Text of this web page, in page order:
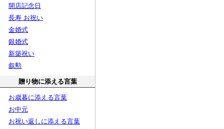
開店記念日
長寿 お祝い
金婚式
銀婚式
新築祝い
叙勲
贈り物に添える言葉
お歳暮に添える言葉
お中元
お祝い返しに添える言葉